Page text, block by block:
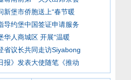
新堡市侨胞送上“春节暖
导约堡中国签证申请服务
华人商城区 开展“温暖
省议长共同走访Siyabong
报》发表大使随笔《推动